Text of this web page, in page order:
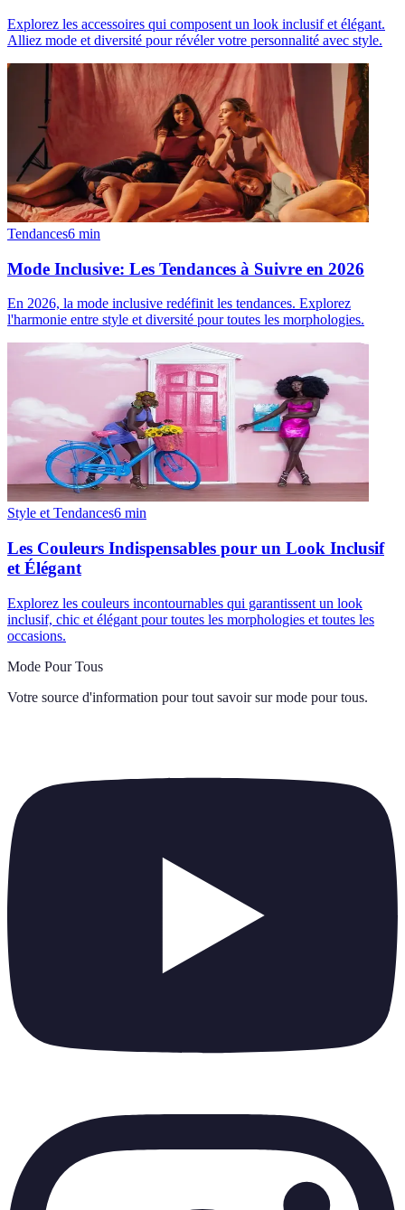
Explorez les accessoires qui composent un look inclusif et élégant.
Alliez mode et diversité pour révéler votre personnalité avec style.
Tendances6 min
Mode Inclusive: Les Tendances à Suivre en 2026
En 2026, la mode inclusive redéfinit les tendances. Explorez
l'harmonie entre style et diversité pour toutes les morphologies.
Style et Tendances6 min
Les Couleurs Indispensables pour un Look Inclusif
et Élégant
Explorez les couleurs incontournables qui garantissent un look
inclusif, chic et élégant pour toutes les morphologies et toutes les
occasions.
Mode Pour Tous
Votre source d'information pour tout savoir sur mode pour tous.